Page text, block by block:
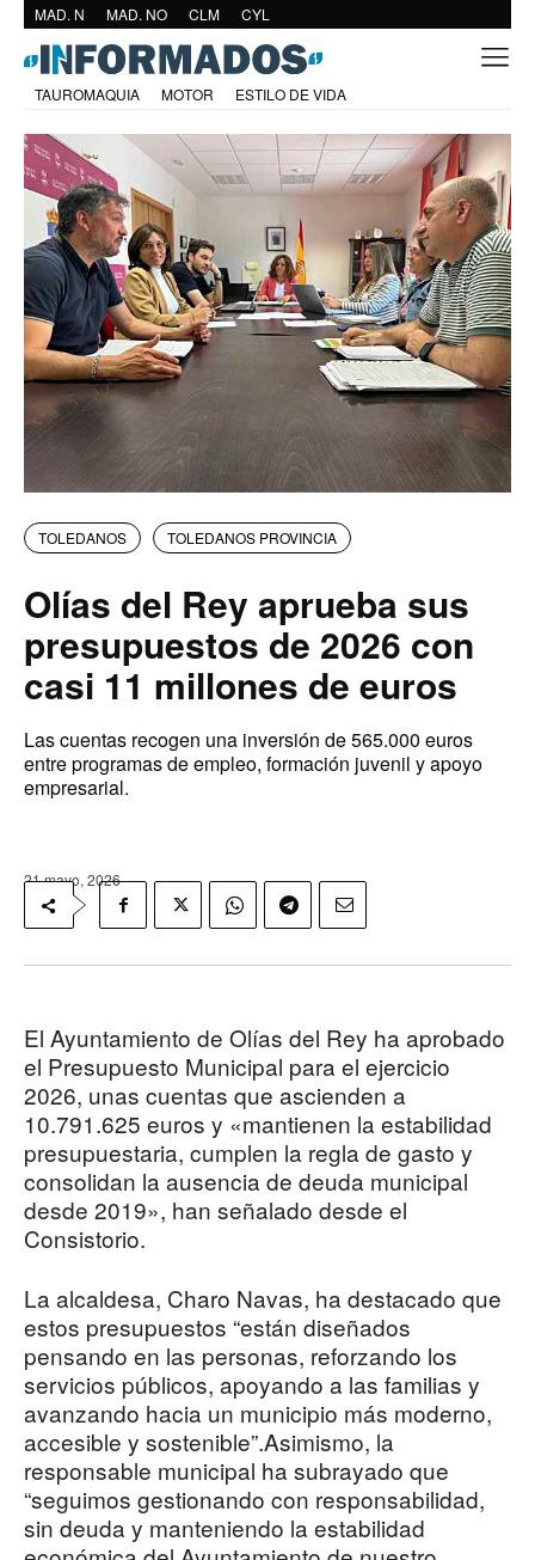
MAD. N MAD. NO CLM CYL
TAUROMAQUIA MOTOR ESTILO DE VIDA
TOLEDANOS TOLEDANOS PROVINCIA
Olías del Rey aprueba sus
presupuestos de 2026 con
casi 11 millones de euros
Las cuentas recogen una inversión de 565.000 euros
entre programas de empleo, formación juvenil y apoyo
empresarial.
21 mayo, 2026
El Ayuntamiento de Olías del Rey ha aprobado
el Presupuesto Municipal para el ejercicio
2026, unas cuentas que ascienden a
10.791.625 euros y «mantienen la estabilidad
presupuestaria, cumplen la regla de gasto y
consolidan la ausencia de deuda municipal
desde 2019», han señalado desde el
Consistorio.
La alcaldesa, Charo Navas, ha destacado que
estos presupuestos “están diseñados
pensando en las personas, reforzando los
servicios públicos, apoyando a las familias y
avanzando hacia un municipio más moderno,
accesible y sostenible”.Asimismo, la
responsable municipal ha subrayado que
“seguimos gestionando con responsabilidad,
sin deuda y manteniendo la estabilidad